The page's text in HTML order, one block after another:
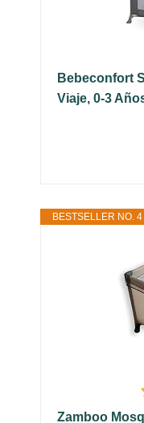
Bebeconfort
Viaje, 0-3
BESTSELLER NO. 4
Zamboo